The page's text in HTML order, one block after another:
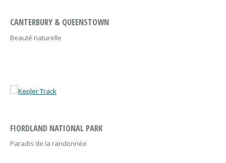
CANTERBURY & QUEENSTOWN
Beauté naturelle
FIORDLAND NATIONAL PARK
Paradis de la randonnée